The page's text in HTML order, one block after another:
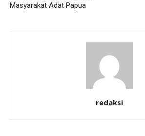
Masyarakat Adat Papua
redaksi